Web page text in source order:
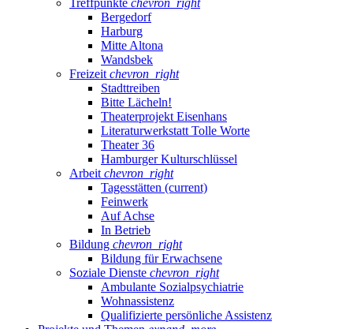
Treffpunkte chevron_right
Bergedorf
Harburg
Mitte Altona
Wandsbek
Freizeit chevron_right
Stadttreiben
Bitte Lächeln!
Theaterprojekt Eisenhans
Literaturwerkstatt Tolle Worte
Theater 36
Hamburger Kulturschlüssel
Arbeit chevron_right
Tagesstätten (current)
Feinwerk
Auf Achse
In Betrieb
Bildung chevron_right
Bildung für Erwachsene
Soziale Dienste chevron_right
Ambulante Sozialpsychiatrie
Wohnassistenz
Qualifizierte persönliche Assistenz